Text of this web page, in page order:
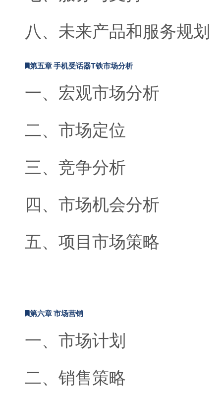
八、未来产品和服务规划
第五章 手机受话器T铁市场分析
一、宏观市场分析
二、市场定位
三、竞争分析
四、市场机会分析
五、项目市场策略
第六章 市场营销
一、市场计划
二、销售策略